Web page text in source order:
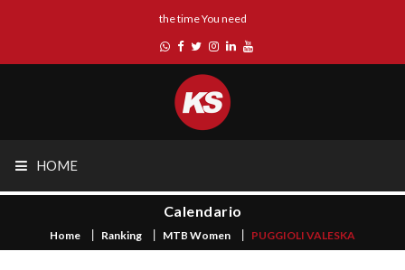
the time You need
HOME
Calendario
Home Ranking MTB Women PUGGIOLI VALESKA